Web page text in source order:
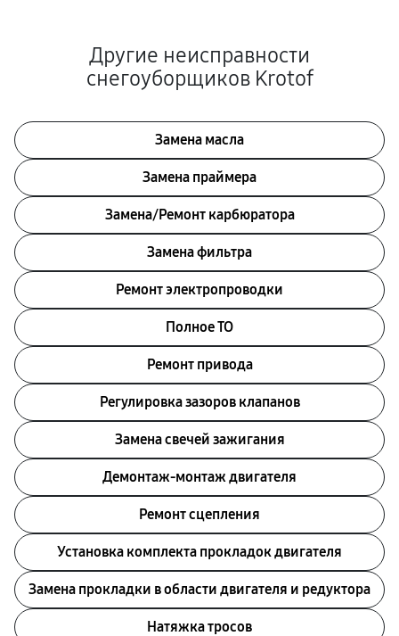
Другие неисправности
снегоуборщиков Krotof
Замена масла
Замена праймера
Замена/Pемонт карбюратора
Замена фильтра
Ремонт электропроводки
Полное ТО
Ремонт привода
Регулировка зазоров клапанов
Замена свечей зажигания
Демонтаж-монтаж двигателя
Ремонт сцепления
Установка комплекта прокладок двигателя
Замена прокладки в области двигателя и редуктора
Натяжка тросов